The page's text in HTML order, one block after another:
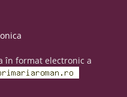
în format electronic a